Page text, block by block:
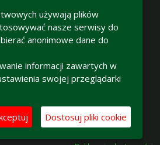
używają plików
nasze serwisy do
anonimowe dane do
informacji zawartych w
swojej przeglądarki
Dostosuj pliki cookie